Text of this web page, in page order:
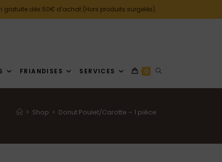
gratuite dès 50€ d’achat (Hors produits surgelés).
FRIANDISES SERVICES 0
> Shop > Donut Poulet/Carotte – 1 pièce